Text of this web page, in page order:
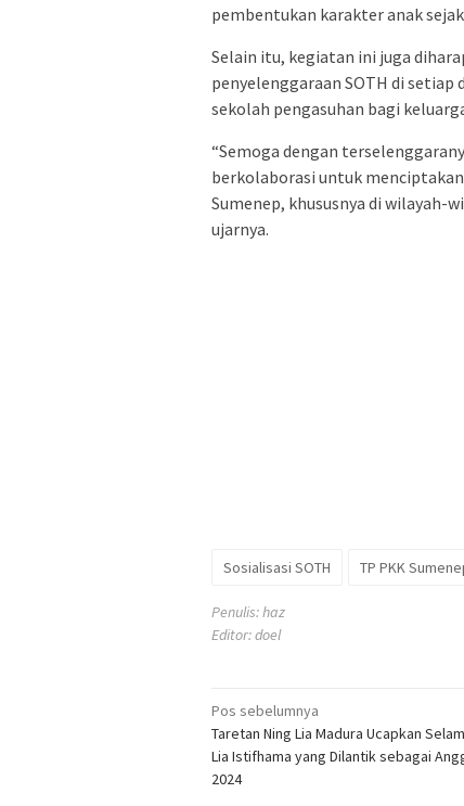
pembentukan karakter anak
Selain itu, kegiatan ini juga
penyelenggaraan SOTH di
sekolah pengasuhan bagi
“Semoga dengan
berkolaborasi untuk
Sumenep, khususnya di wilayah-
ujarnya.
Sosialisasi SOTH TP PKK
Penulis: haz
Editor: doel
Navigasi
pos
Pos sebelumnya
Taretan Ning Lia Madura Ucapkan
Lia Istifhama yang Dilantik sebagai
2024